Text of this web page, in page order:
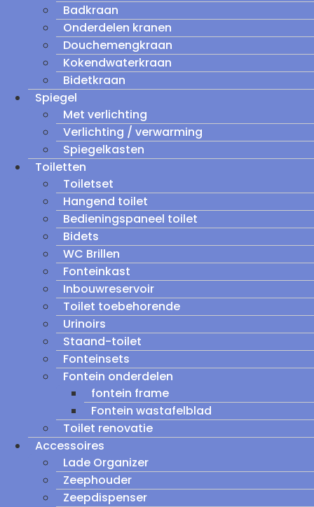
Badkraan
Onderdelen kranen
Douchemengkraan
Kokendwaterkraan
Bidetkraan
Spiegel
Met verlichting
Verlichting / verwarming
Spiegelkasten
Toiletten
Toiletset
Hangend toilet
Bedieningspaneel toilet
Bidets
WC Brillen
Fonteinkast
Inbouwreservoir
Toilet toebehorende
Urinoirs
Staand-toilet
Fonteinsets
Fontein onderdelen
fontein frame
Fontein wastafelblad
Toilet renovatie
Accessoires
Lade Organizer
Zeephouder
Zeepdispenser